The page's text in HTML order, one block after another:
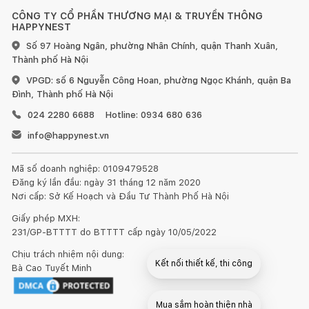
HƯỚNG DẪN SỬ DỤNG, BẢO QUẢN:
1. Đối với đồ gỗ trong nhà:
Tránh để đồ quá nóng hoặc quá lạnh trực tiếp lên bề mặt
gỗ, hãy dùng miếng lót bên dưới.
Sử dụng vải khô để làm sạch bề mặt gỗ ngay khi bị bẩn.
Đối với đồ nội thất làm từ gỗ, chúng tôi khuyến nghị nên
một lần.
Đồ nội thất bằng gỗ sẽ có sự khác nhau về vân gỗ hoặc
những tì vết tự nhiên mà không làm ảnh hưởng đến chất lượng
và tính thẩm mỹ của sản phẩm.
CÔNG TY CỔ PHẦN THƯƠNG MẠI & TRUYỀN THÔNG
HAPPYNEST
Số 97 Hoàng Ngân, phường Nhân Chính, quận Thanh Xuân,
Thành phố Hà Nội
VPGD: số 6 Nguyễn Công Hoan, phường Ngọc Khánh, quận Ba
Đình, Thành phố Hà Nội
024 2280 6688
Hotline: 0934 680 636
info@happynest.vn
Mã số doanh nghiệp: 0109479528
Đăng ký lần đầu: ngày 31 tháng 12 năm 2020
Nơi cấp: Sở Kế Hoạch và Đầu Tư Thành Phố Hà Nội
Giấy phép MXH:
231/GP-BTTTT do BTTTT cấp ngày 10/05/2022
Chịu trách nhiệm nội dung:
Bà Cao Tuyết Minh
Kết nối thiết kế, thi công
Mua sắm hoàn thiện nhà